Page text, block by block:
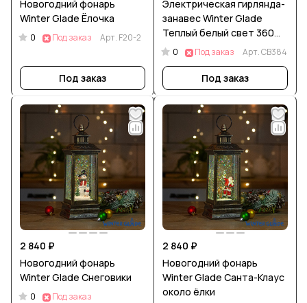
Новогодний фонарь
Winter Glade Ёлочка
0 Под заказ Арт. F20-2
Под заказ
Электрическая гирлянда-
занавес Winter Glade
Теплый белый свет 360
ламп
0 Под заказ Арт.CB384
Под заказ
2 840 ₽
Новогодний фонарь
Winter Glade Снеговики
0
Под заказ
2 840 ₽
Новогодний фонарь
Winter Glade Санта-Клаус
около ёлки